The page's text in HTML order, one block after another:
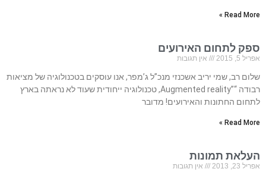
Read More »
ספק לתחום האירועים
אפריל 5, 2015 אין תגובות
שלום רב, שמי יריב אשכנזי מנכ”ל ג’מפר, אנו עוסקים בטכנולוגיה של מציאות
רבודה “”Augmented reality, טכנולוגיה ייחודית שעוד לא נראתה בארץ
לתחום החתונות והאירועים! מדובר
Read More »
העלאת תמונות
אפריל 23, 2013 אין תגובות